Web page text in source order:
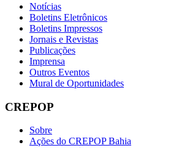
Notícias
Boletins Eletrônicos
Boletins Impressos
Jornais e Revistas
Publicações
Imprensa
Outros Eventos
Mural de Oportunidades
CREPOP
Sobre
Ações do CREPOP Bahia